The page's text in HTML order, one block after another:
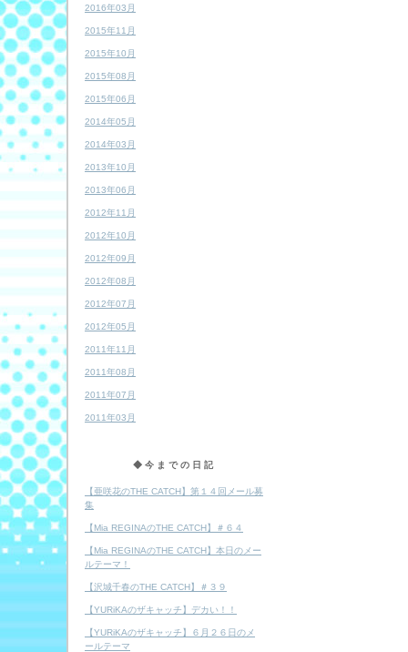
2016年03月
2015年11月
2015年10月
2015年08月
2015年06月
2014年05月
2014年03月
2013年10月
2013年06月
2012年11月
2012年10月
2012年09月
2012年08月
2012年07月
2012年05月
2011年11月
2011年08月
2011年07月
2011年03月
◆今までの日記
【亜咲花のTHE CATCH】第１４回メール募
集
【Mia REGINAのTHE CATCH】＃６４
【Mia REGINAのTHE CATCH】本日のメー
ルテーマ！
【沢城千春のTHE CATCH】＃３９
【YURiKAのザキャッチ】デカい！！
【YURiKAのザキャッチ】６月２６日のメ
ールテーマ